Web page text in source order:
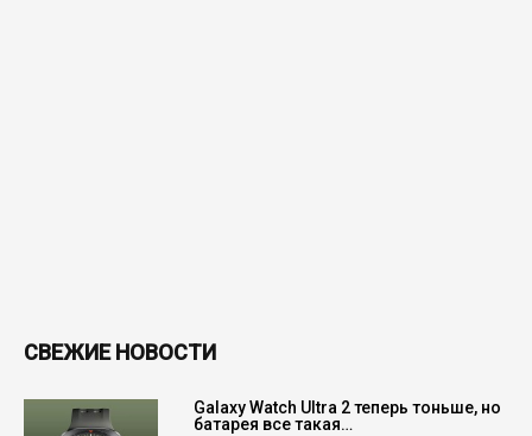
СВЕЖИЕ НОВОСТИ
Galaxy Watch Ultra 2 теперь тоньше, но
батарея все такая…